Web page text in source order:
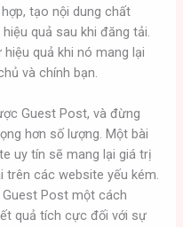
tạo nội dung chất
quả sau khi đăng tải.
quả khi nó mang lại
và chính bạn.
Guest Post, và đừng
hơn số lượng. Một bài
uy tín sẽ mang lại giá trị
trên các website yếu kém.
Post một cách
quả tích cực đối với sự